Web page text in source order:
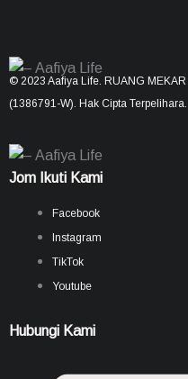
© 2023 Aafiya Life. RUANG MEKAR
(1386791-W). Hak Cipta Terpelihara.
Jom Ikuti Kami
Facebook
Instagram
TikTok
Youtube
Hubungi Kami